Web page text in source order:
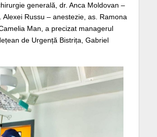
generală, dr. Anca Moldovan –
Alexei Russu – anestezie, as. Ramona
Man, a precizat managerul
de Urgență Bistrița, Gabriel